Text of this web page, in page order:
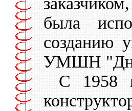
была
созданию
УМШН
С 1958